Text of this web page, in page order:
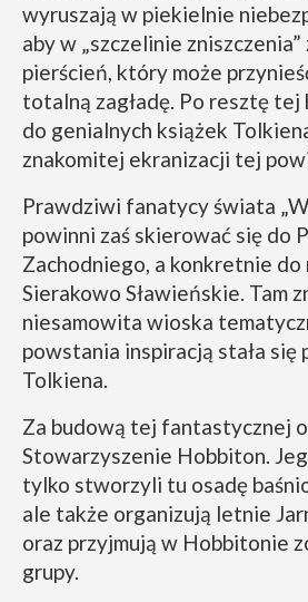
wyruszają w piekielnie
aby w „szczelinie zniszczenia”
pierścień, który może
totalną zagładę. Po resztę tej
do genialnych książek
znakomitej ekranizacji tej
Prawdziwi fanatycy świata
powinni zaś skierować się do
Zachodniego, a konkretnie do
Sierakowo Sławieńskie. Tam
niesamowita wioska
powstania inspiracją stała się
Tolkiena.
Za budową tej fantastycznej
Stowarzyszenie Hobbiton.
tylko stworzyli tu osadę
ale także organizują letnie
oraz przyjmują w Hobbitonie
grupy.